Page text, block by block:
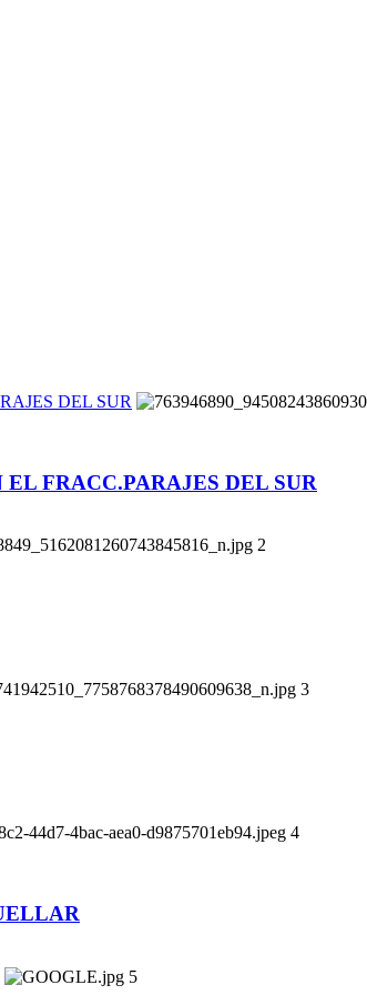
DEL SUR
FRACC.PARAJES DEL SUR
2
3
4
5